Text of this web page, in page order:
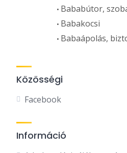
Bababútor,
Babakocsi
Babaápolás,
Közösségi
Facebook
Információ